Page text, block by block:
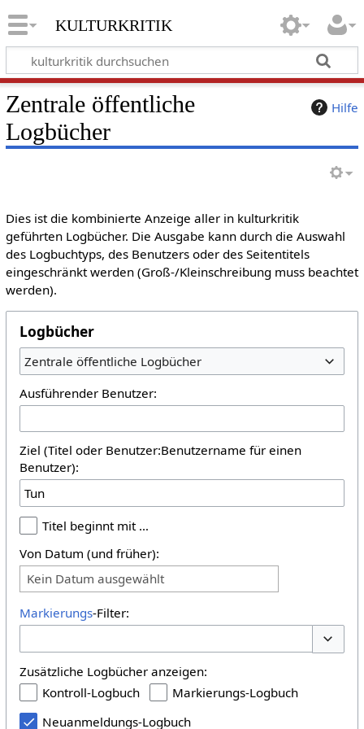
kulturkritik
Hilfe
Zentrale öffentliche
Logbücher
Dies ist die kombinierte Anzeige aller in kulturkritik
geführten Logbücher. Die Ausgabe kann durch die Auswahl
des Logbuchtyps, des Benutzers oder des Seitentitels
eingeschränkt werden (Groß-/Kleinschreibung muss beachtet
werden).
Logbücher
Zentrale öffentliche Logbücher
Ausführender Benutzer:
Ziel (Titel oder Benutzer:Benutzername für einen
Benutzer):
Titel beginnt mit …
Von Datum (und früher):
Kein Datum ausgewählt
Markierungs-Filter:
Zusätzliche Logbücher anzeigen:
Kontroll-Logbuch
Markierungs-Logbuch
Neuanmeldungs-Logbuch